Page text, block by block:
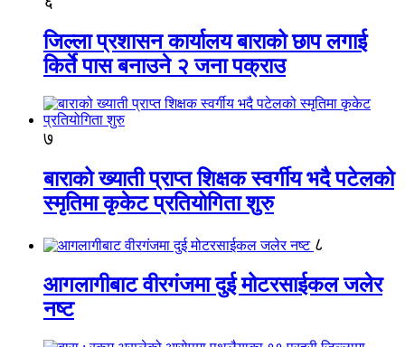
जिल्ला प्रशासन कार्यालय बाराको छाप लगाई
किर्ते पास बनाउने २ जना पक्राउ
७
बाराको ख्याती प्राप्त शिक्षक स्वर्गीय भदै पटेलको
स्मृतिमा कृकेट प्रतियोगिता शुरु
८
आगलागीबाट वीरगंजमा दुई मोटरसाईकल जलेर
नष्ट